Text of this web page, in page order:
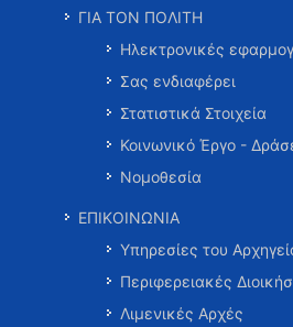
ΓΙΑ ΤΟΝ ΠΟΛΙΤΗ
Ηλεκτρονικές
Σας ενδιαφέρει
Στατιστικά Στοιχεία
Κοινωνικό Έργο -
Νομοθεσία
ΕΠΙΚΟΙΝΩΝΙΑ
Υπηρεσίες του
Περιφερειακές
Λιμενικές Αρχές